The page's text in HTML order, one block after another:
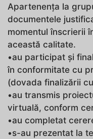
Apartenenţa la
documentele
momentul înscrierii
această calitate.
•au participat și
în conformitate cu
(dovada finalizării
•au transmis
virtuală, conform
•au completat
•s-au prezentat la